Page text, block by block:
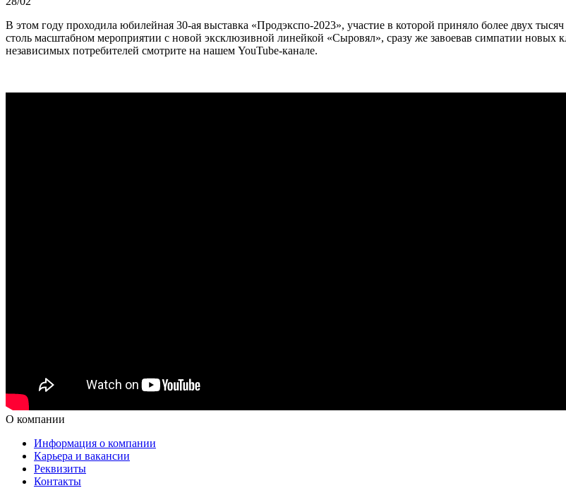
В этом году проходила юбилейная 30-ая выставка «Продэкспо-2023», участие в которой приняло более двух
столь масштабном мероприятии с новой эксклюзивной линейкой «Сыровял», сразу же завоевав симпатии новых
независимых потребителей смотрите на нашем YouTube-канале.
О компании
Информация о компании
Карьера и вакансии
Реквизиты
Контакты